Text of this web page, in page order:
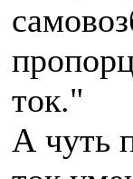
ток."
А чуть